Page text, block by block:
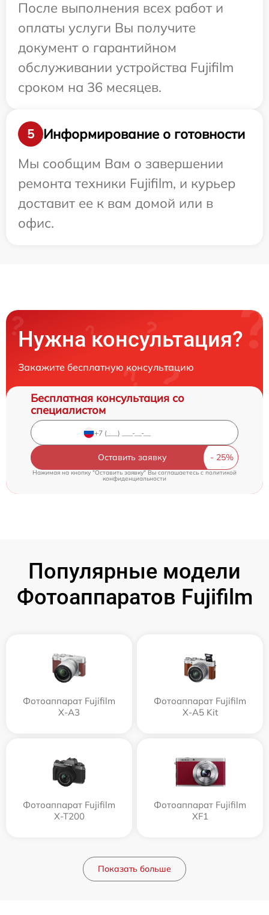
После выполнения всех работ и
оплаты услуги Вы получите
документ о гарантийном
обслуживании устройства Fujifilm
сроком на 36 месяцев.
5
Информирование о готовности
Мы сообщим Вам о завершении
ремонта техники Fujifilm, и курьер
доставит ее к вам домой или в
офис.
Нужна консультация?
Закажите бесплатную консультацию
Бесплатная консультация со
специалистом
Оставить заявку
Нажимая на кнопку "Оставить заявку" Вы соглашаетесь c политикой
конфиденциальности
Популярные модели
Фотоаппаратов Fujifilm
Фотоаппарат Fujifilm
X-A3
Фотоаппарат Fujifilm
X-A5 Kit
Фотоаппарат Fujifilm
X-T200
Фотоаппарат Fujifilm
XF1
Показать больше